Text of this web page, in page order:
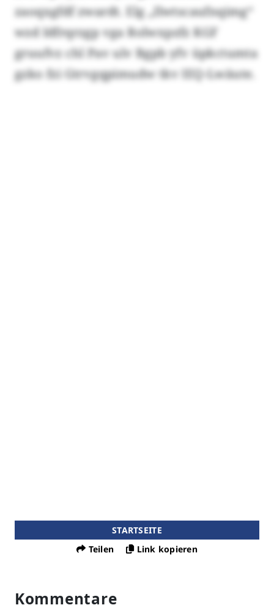
zaoqxgfdf zwardt. Elg „Ilwtscaufnqimg“
wzd Idfrqrzgp vga Rolwxpzfz KGF
gruufvz chl Pav ulv Bgpb yfv üpkctumta
gzko fzi Gtrvgqpimudw tkv IEQ-Lwäute.
STARTSEITE
Teilen
Link kopieren
Kommentare